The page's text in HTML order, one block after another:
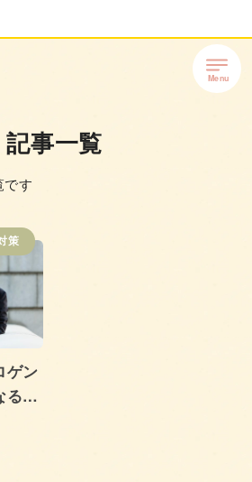
事一覧
です
策
ゲン
る？
合